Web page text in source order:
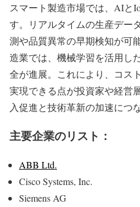
スマート製造市場では、AIと
す。リアルタイムの生産デー
測や品質異常の早期検知が可
造業では、機械学習を活用し
全が進展。これにより、コス
実現できる点が投資家や経営
入促進と技術革新の加速につ
主要企業のリスト：
ABB Ltd.
Cisco Systems, Inc.
Siemens AG